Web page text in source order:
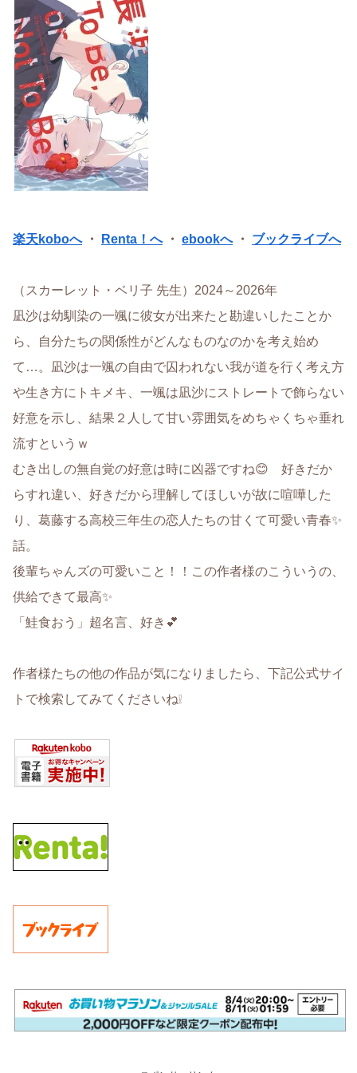
楽天koboへ・ Renta！へ・ ebookへ・ ブックライブへ
（スカーレット・ベリ子 先生）2024～2026年
凪沙は幼馴染の一颯に彼女が出来たと勘違いしたことか
ら、自分たちの関係性がどんなものなのかを考え始め
て…。凪沙は一颯の自由で囚われない我が道を行く考え方
や生き方にトキメキ、一颯は凪沙にストレートで飾らない
好意を示し、結果２人して甘い雰囲気をめちゃくちゃ垂れ
流すというｗ
むき出しの無自覚の好意は時に凶器ですね😊 好きだか
らすれ違い、好きだから理解してほしいが故に喧嘩した
り、葛藤する高校三年生の恋人たちの甘くて可愛い青春✨
話。
後輩ちゃんズの可愛いこと！！この作者様のこういうの、
供給できて最高✨
「鮭食おう」超名言、好き💕
作者様たちの他の作品が気になりましたら、下記公式サイ
トで検索してみてくださいね❕